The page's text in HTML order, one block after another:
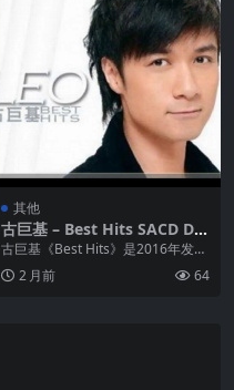
其他
古巨基 – Best Hits SACD DS
D DSF
古巨基《Best Hits》是2016年发行
的SACD精选专辑，收录《爱与诚》
《...2 月前 64